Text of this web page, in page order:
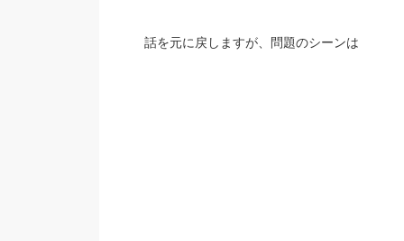
話を元に戻しますが、問題のシーンは